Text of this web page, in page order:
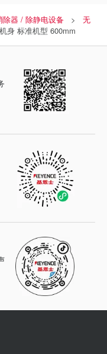
除器 / 除静电设备
无
身 标准机型 600mm